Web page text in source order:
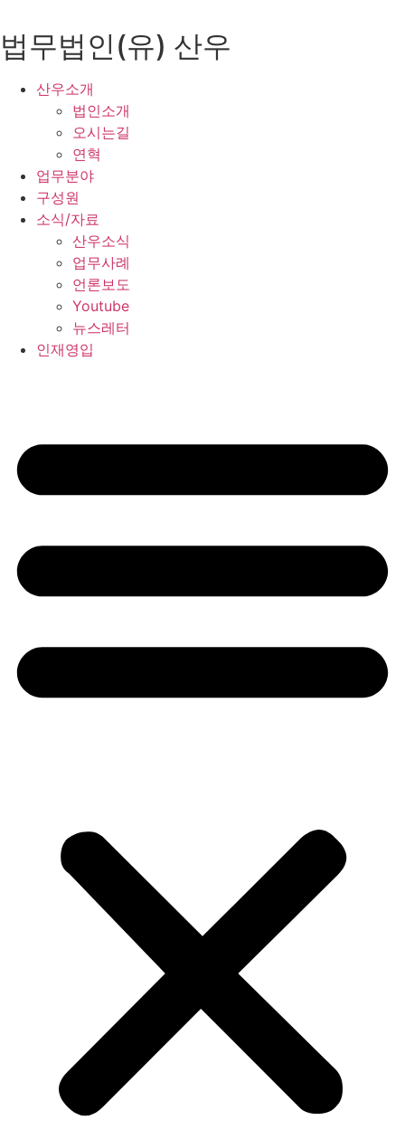
텐
츠
법무법인(유) 산우
산우소개
법인소개
오시는길
연혁
업무분야
구성원
소식/자료
산우소식
업무사례
언론보도
Youtube
뉴스레터
인재영입